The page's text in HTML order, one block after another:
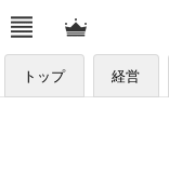
トップ 経営